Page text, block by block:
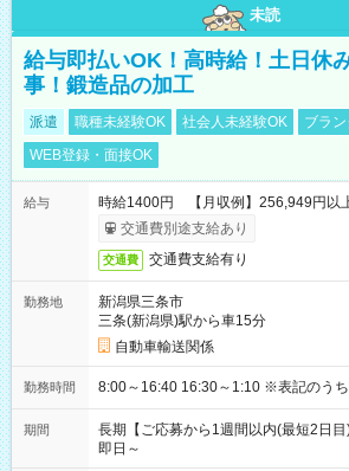
未読
給与即払いOK！高時給！土日休
事！鍛造品の加工
派遣 職種未経験OK 社会人未経験OK
ブラ
WEB登録・面接OK
給与
時給1400円 【月収例】256,949円以
交通費別途支給あり
交通費 交通費支給有り
勤務地
新潟県三条市
三条(新潟県)駅から車15分
自動車輸送関係
勤務時間 8:00～16:40 16:30～
期間
長期【ご応募から1週間以内(最短2日目
即日～